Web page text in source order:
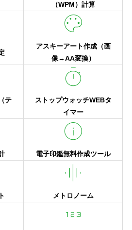
（WPM）計算
palette
アスキーアート作成（画
像→AA変換）
テ
timer
ストップウォッチWEBタ
イマー
info
電子印鑑無料作成ツール
graphic_eq
メトロノーム
123